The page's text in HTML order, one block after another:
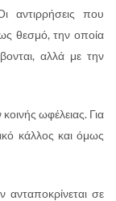
αντιρρήσεις που
θεσμό, την οποία
αλλά με την
ωφέλειας. Για
κάλλος και όμως
ανταποκρίνεται σε